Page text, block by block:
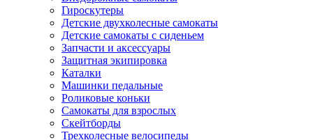
Гироскутеры
Детские двухколесные самокаты
Детские самокаты с сиденьем
Запчасти и аксессуары
Защитная экипировка
Каталки
Машинки педальные
Роликовые коньки
Самокаты для взрослых
Скейтборды
Трехколесные велосипеды